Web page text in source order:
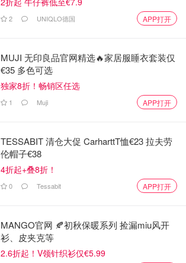
2 UNIQLO德国 APP打开
MUJI 无印良品官网精选🔥家居服睡衣套装仅
€35 多色可选
独家8折！畅销区任选
1 Muji APP打开
TESSABIT 清仓大促 CarharttT恤€23 拉夫劳
伦帽子€38
4折起+叠8折！
0 Tessabit APP打开
MANGO官网 🍂初秋保暖系列 捡漏miu风开
衫、皮夹克等
2.6折起！V领针织衫仅€5.99